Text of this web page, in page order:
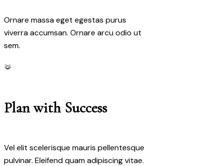
Ornare massa eget egestas purus
viverra accumsan. Ornare arcu odio ut
sem.
Plan with Success
Vel elit scelerisque mauris pellentesque
pulvinar. Eleifend quam adipiscing vitae.